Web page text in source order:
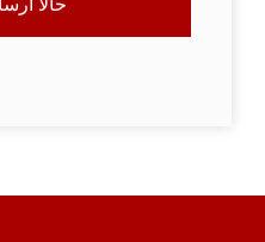
حالا